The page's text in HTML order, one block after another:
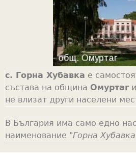
с. Горна Хубавка е
състава на община Омуртаги
не влизат други населени
В България има само едно
наименование "Горна Хубавка